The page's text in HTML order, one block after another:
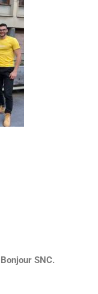
SNC.